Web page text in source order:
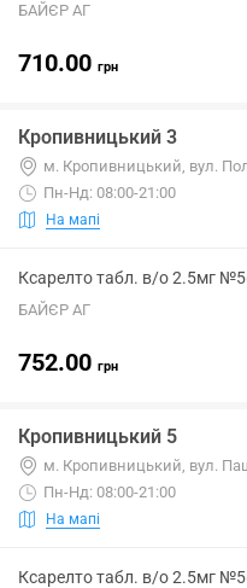
БАЙЄР АГ
710.00 грн
Кропивницький 3
м. Кропивницький, вул.
Пн-Нд: 08:00-21:00
На мапі
Ксарелто табл. в/о 2.5мг
БАЙЄР АГ
752.00 грн
Кропивницький 5
м. Кропивницький, вул.
Пн-Нд: 08:00-21:00
На мапі
Ксарелто табл. в/о 2.5мг